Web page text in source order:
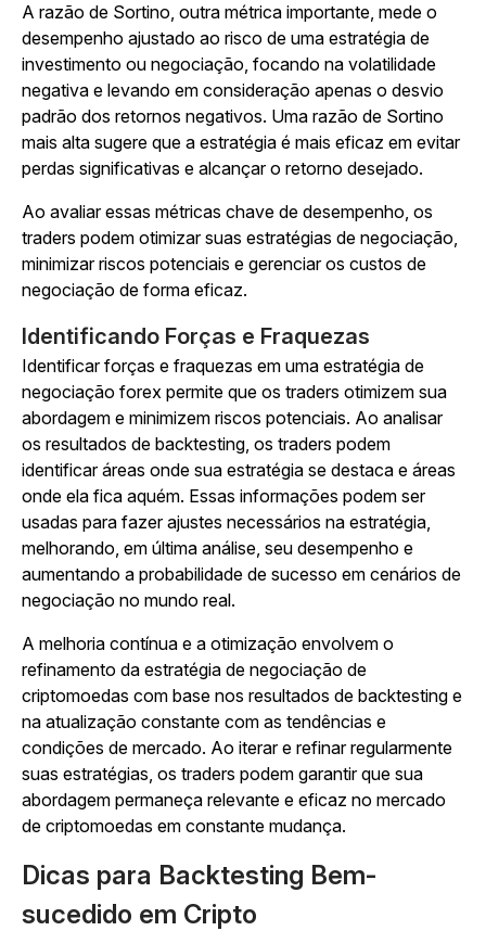
A razão de Sortino, outra métrica importante, mede o
desempenho ajustado ao risco de uma estratégia de
investimento ou negociação, focando na volatilidade
negativa e levando em consideração apenas o desvio
padrão dos retornos negativos. Uma razão de Sortino
mais alta sugere que a estratégia é mais eficaz em evitar
perdas significativas e alcançar o retorno desejado.
Ao avaliar essas métricas chave de desempenho, os
traders podem otimizar suas estratégias de negociação,
minimizar riscos potenciais e gerenciar os custos de
negociação de forma eficaz.
Identificando Forças e Fraquezas
Identificar forças e fraquezas em uma estratégia de
negociação forex permite que os traders otimizem sua
abordagem e minimizem riscos potenciais. Ao analisar
os resultados de backtesting, os traders podem
identificar áreas onde sua estratégia se destaca e áreas
onde ela fica aquém. Essas informações podem ser
usadas para fazer ajustes necessários na estratégia,
melhorando, em última análise, seu desempenho e
aumentando a probabilidade de sucesso em cenários de
negociação no mundo real.
A melhoria contínua e a otimização envolvem o
refinamento da estratégia de negociação de
criptomoedas com base nos resultados de backtesting e
na atualização constante com as tendências e
condições de mercado. Ao iterar e refinar regularmente
suas estratégias, os traders podem garantir que sua
abordagem permaneça relevante e eficaz no mercado
de criptomoedas em constante mudança.
Dicas para Backtesting Bem-
sucedido em Cripto